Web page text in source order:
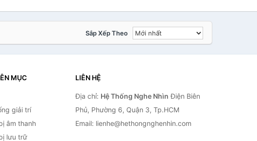
Sắp Xếp Theo
MỤC
giải trí
âm thanh
lưu trữ
LIÊN HỆ
Địa chỉ: Hệ Thống Nghe Nhìn Điện Biên
Phủ, Phường 6, Quận 3, Tp.HCM
Email: lienhe@hethongnghenhin.com